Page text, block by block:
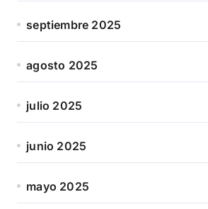
septiembre 2025
agosto 2025
julio 2025
junio 2025
mayo 2025